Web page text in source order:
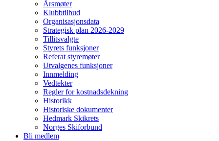
Årsmøter
Klubbtilbud
Organisasjonsdata
Strategisk plan 2026-2029
Tillitsvalgte
Styrets funksjoner
Referat styremøter
Utvalgenes funksjoner
Innmelding
Vedtekter
Regler for kostnadsdekning
Historikk
Historiske dokumenter
Hedmark Skikrets
Norges Skiforbund
Bli medlem